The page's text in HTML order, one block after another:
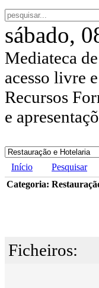
sábado,
Mediateca
acesso livre
Recursos
e
Início Pesquisar
Categoria:
Ficheiros: